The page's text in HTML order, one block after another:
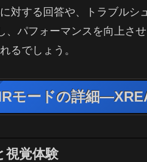
対する回答や、トラブルシ
パフォーマンスを向上させ
るでしょう。
モードの詳細
視覚体験